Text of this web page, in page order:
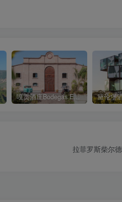
嘎贡酒庄Bodegas Escorihuela Gascon 黛伦堡
拉菲罗斯柴尔